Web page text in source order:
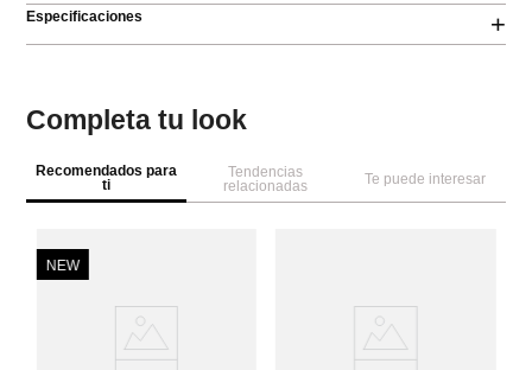
Especificaciones +
Completa tu look
Recomendados para
ti
Tendencias
relacionadas
Te puede interesar
NEW